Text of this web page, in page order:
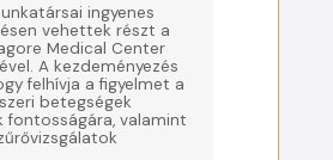
ingyenes
vehettek részt a
Medical Center
A kezdeményezés
felhívja a figyelmet a
betegségek
fontosságára, valamint